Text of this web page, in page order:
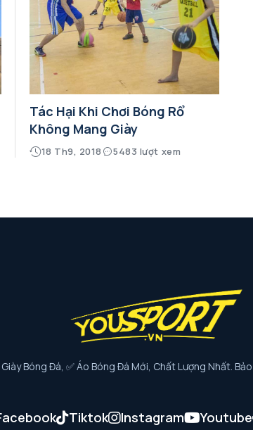
Tác Hại Khi Chơi Bóng Rổ
Không Mang Giày
18 Th9, 2018 5483 lượt xem
Bóng Đá, ✅ Áo Bóng Đá Mới, Chất Lượng Nhất.
Tiktok Instagram Youtube